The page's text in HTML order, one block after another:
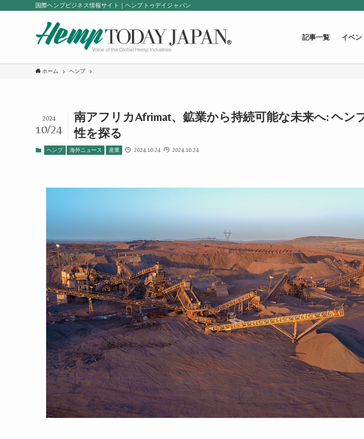
国際ヘンプビジネス情報サイト｜ヘンプトゥデイジャパン
記事一覧 イベン
ホーム ヘンプ
南アフリカAfrimat、鉱業から持続可能な未来へ: ヘン
性を探る
2024
10/24
ヘンプ 海外ニュース 産業 2024.10.24 2024.10.24